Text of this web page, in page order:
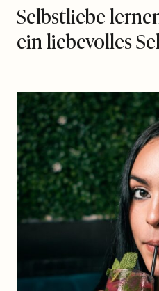
Selbstliebe
ein liebevolles